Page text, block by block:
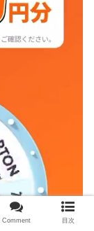
Comment 目次